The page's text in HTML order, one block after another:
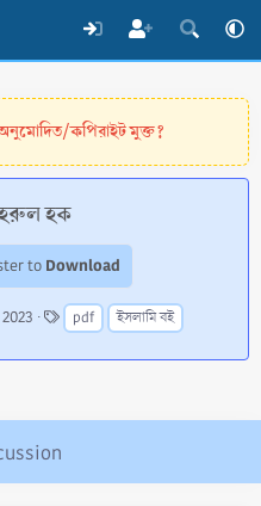
কপিরাইট মুক্ত?
হক
to Download
T
a
g
pdf ইসলামি বই